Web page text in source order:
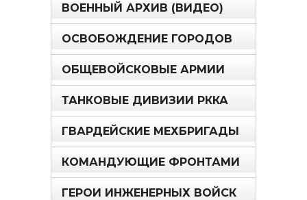
ВОЕННЫЙ АРХИВ (ВИДЕО)
ОСВОБОЖДЕНИЕ ГОРОДОВ
ОБЩЕВОЙСКОВЫЕ АРМИИ
ТАНКОВЫЕ ДИВИЗИИ РККА
ГВАРДЕЙСКИЕ МЕХБРИГАДЫ
КОМАНДУЮЩИЕ ФРОНТАМИ
ГЕРОИ ИНЖЕНЕРНЫХ ВОЙСК